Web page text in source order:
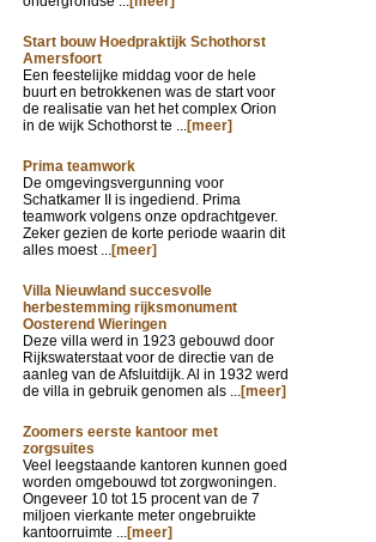
Start bouw Hoedpraktijk Schothorst
Amersfoort
Een feestelijke middag voor de hele
buurt en betrokkenen was de start voor
de realisatie van het het complex Orion
in de wijk Schothorst te ...[meer]
Prima teamwork
De omgevingsvergunning voor
Schatkamer II is ingediend. Prima
teamwork volgens onze opdrachtgever.
Zeker gezien de korte periode waarin dit
alles moest ...[meer]
Villa Nieuwland succesvolle
herbestemming rijksmonument
Oosterend Wieringen
Deze villa werd in 1923 gebouwd door
Rijkswaterstaat voor de directie van de
aanleg van de Afsluitdijk. Al in 1932 werd
de villa in gebruik genomen als ...[meer]
Zoomers eerste kantoor met
zorgsuites
Veel leegstaande kantoren kunnen goed
worden omgebouwd tot zorgwoningen.
Ongeveer 10 tot 15 procent van de 7
miljoen vierkante meter ongebruikte
kantoorruimte ...[meer]